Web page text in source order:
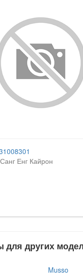
Енг Кайрон
для других
Musso